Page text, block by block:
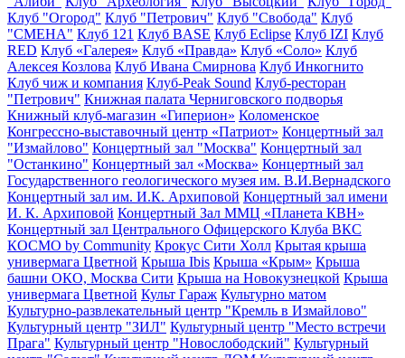
Клуб "Огород" Клуб "Петрович" Клуб "Свобода" Клуб
"СМЕНА" Клуб 121 Клуб BASE Клуб Eclipse Клуб IZI Клуб
RED Клуб «Галерея» Клуб «Правда» Клуб «Соло» Клуб
Алексея Козлова Клуб Ивана Смирнова Клуб Инкогнито
Клуб чиж и компания Клуб-Peak Sound Клуб-ресторан
"Петрович" Книжная палата Черниговского подворья
Книжный клуб-магазин «Гиперион» Коломенское
Конгрессно-выставочный центр «Патриот» Концертный зал
"Измайлово" Концертный зал "Москва" Концертный зал
"Останкино" Концертный зал «Москва» Концертный зал
Государственного геологического музея им. В.И.Вернадского
Концертный зал им. И.К. Архиповой Концертный зал имени
И. К. Архиповой Концертный Зал ММЦ «Планета КВН»
Концертный зал Центрального Офицерского Клуба ВКС
КОСМО by Community Крокус Сити Холл Крытая крыша
универмага Цветной Крыша Ibis Крыша «Крым» Крыша
башни ОКО, Москва Сити Крыша на Новокузнецкой Крыша
универмага Цветной Культ Гараж Культурно матом
Культурно-развлекательный центр "Кремль в Измайлово"
Культурный центр "ЗИЛ" Культурный центр "Место встречи
Прага" Культурный центр "Новослободский" Культурный